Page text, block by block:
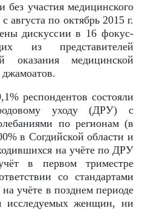
без участия медицинского
августа по октябрь 2015 г.
дискуссии в 16 фокус-
из представителей
оказания медицинской
респондентов состояли
уходу (ДРУ) с
по регионам (в
в Согдийской области и
на учёте по ДРУ
в первом триместре
со стандартами
учёте в позднем периоде
исследуемых женщин, ни